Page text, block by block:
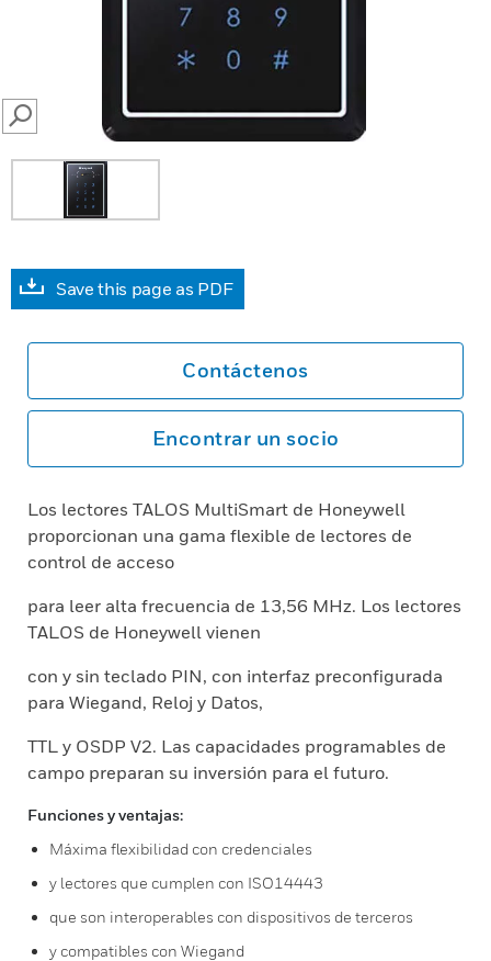
SEARCH
Save this page as PDF
Contáctenos
Encontrar un socio
Los lectores TALOS MultiSmart de Honeywell
proporcionan una gama flexible de lectores de
control de acceso
para leer alta frecuencia de 13,56 MHz. Los lectores
TALOS de Honeywell vienen
con y sin teclado PIN, con interfaz preconfigurada
para Wiegand, Reloj y Datos,
TTL y OSDP V2. Las capacidades programables de
campo preparan su inversión para el futuro.
Funciones y ventajas:
Máxima flexibilidad con credenciales
y lectores que cumplen con ISO14443
que son interoperables con dispositivos de terceros
y compatibles con Wiegand